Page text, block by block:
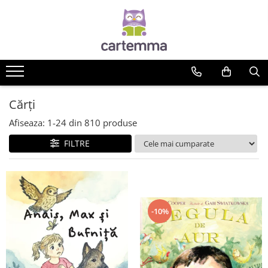
Tematică
Craciun
Activități
Atlase si enciclopedii
Carte de bucate
Călătorie
Educație
Educație financiară
Hobby si craft
Inteligenta emotionala
Limbi străine
Muzicale
Cărți
Afiseaza: 1-24 din 810 produse
FILTRE
-10%